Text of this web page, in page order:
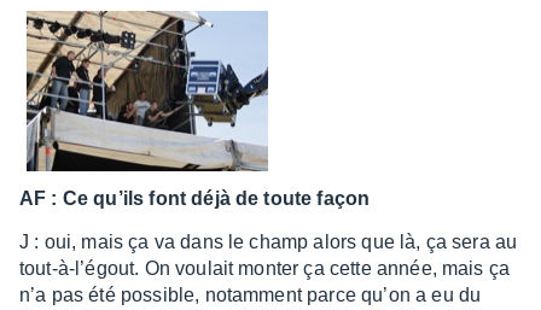
AF : Ce qu’ils font déjà de toute façon
J : oui, mais ça va dans le champ alors que là, ça sera au
tout-à-l’égout. On voulait monter ça cette année, mais ça
n’a pas été possible, notam­ment parce qu’on a eu du